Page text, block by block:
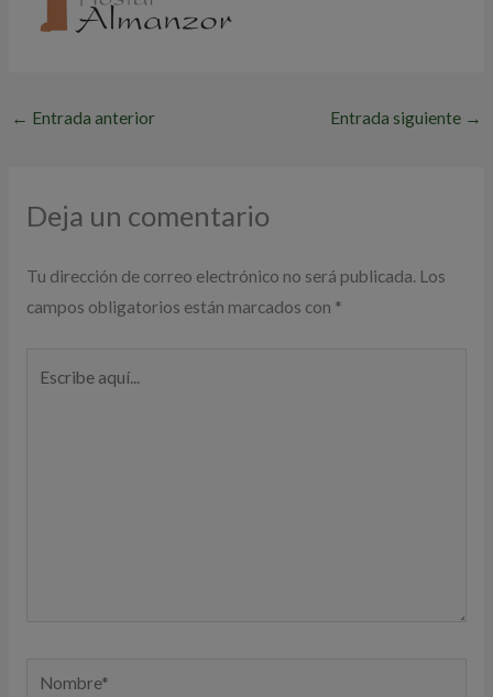
← Entrada anterior Entrada siguiente →
Deja un comentario
Tu dirección de correo electrónico no será publicada. Los
campos obligatorios están marcados con *
Nombre*